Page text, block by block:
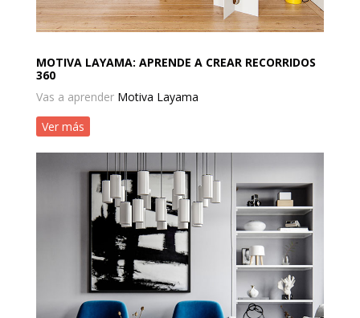
MOTIVA LAYAMA: APRENDE A CREAR RECORRIDOS
360
Vas a aprender Motiva Layama
Ver más